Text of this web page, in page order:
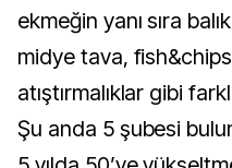
ekmeğin yanı sıra
midye tava,
atıştırmalıklar gibi
Şu anda 5 şubesi